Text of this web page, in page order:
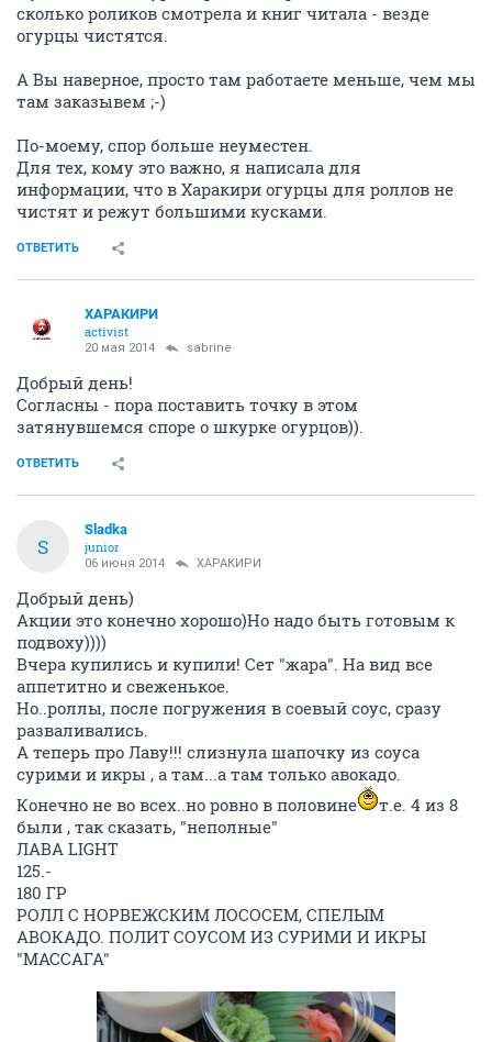
сколько роликов смотрела и книг читала - везде
огурцы чистятся.
А Вы наверное, просто там работаете меньше, чем мы
там заказывем ;-)
По-моему, спор больше неуместен.
Для тех, кому это важно, я написала для
информации, что в Харакири огурцы для роллов не
чистят и режут большими кусками.
ОТВЕТИТЬ
ХАРАКИРИ
activist
20 мая 2014 sabrine
Добрый день!
Согласны - пора поставить точку в этом
затянувшемся споре о шкурке огурцов)).
ОТВЕТИТЬ
S
Sladka
junior
06 июня 2014 ХАРАКИРИ
Добрый день)
Акции это конечно хорошо)Но надо быть готовым к
подвоху))))
Вчера купились и купили! Сет "жара". На вид все
аппетитно и свеженькое.
Но..роллы, после погружения в соевый соус, сразу
разваливались.
А теперь про Лаву!!! слизнула шапочку из соуса
сурими и икры , а там...а там только авокадо.
Конечно не во всех..но ровно в половине
т.е. 4 из 8
были , так сказать, "неполные"
ЛАВА LIGHT
125.-
180 ГР
РОЛЛ С НОРВЕЖСКИМ ЛОСОСЕМ, СПЕЛЫМ
АВОКАДО. ПОЛИТ СОУСОМ ИЗ СУРИМИ И ИКРЫ
"МАССАГА"